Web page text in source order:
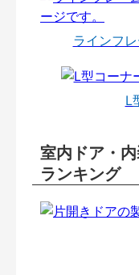
ラインフ
L
室内ドア・
ランキング